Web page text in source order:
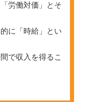
労働対価」とそ
に「時給」とい
で収入を得るこ